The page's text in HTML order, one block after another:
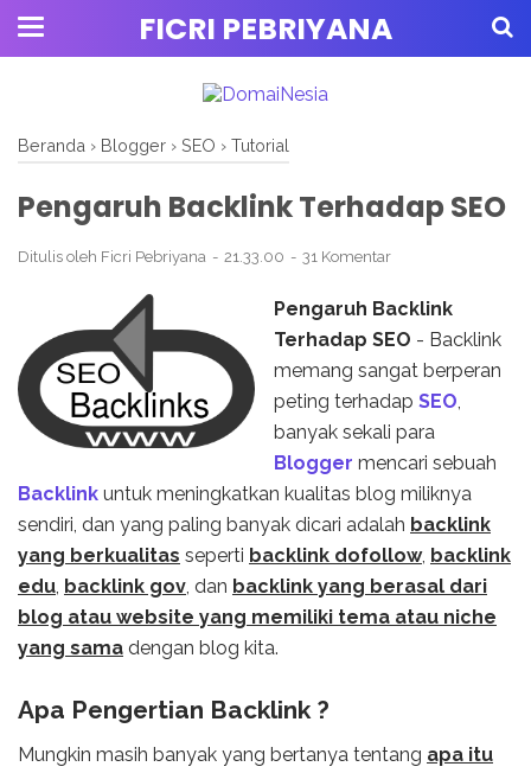
FICRI PEBRIYANA
Beranda › Blogger › SEO › Tutorial
Pengaruh Backlink Terhadap SEO
Ditulis oleh Ficri Pebriyana 21.33.00 31 Komentar
Pengaruh Backlink
Terhadap SEO - Backlink
memang sangat berperan
peting terhadap SEO
banyak sekali para
Blogger mencari sebuah
Backlink untuk meningkatkan kualitas blog miliknya
sendiri, dan yang paling banyak dicari adalah backlink
yang berkualitas seperti backlink dofollow, backlink
edu backlink gov , dan backlink yang berasal dari
blog atau website yang memiliki tema atau niche
yang sama dengan blog kita.
Apa Pengertian Backlink ?
Mungkin masih banyak yang bertanya tentang apa itu